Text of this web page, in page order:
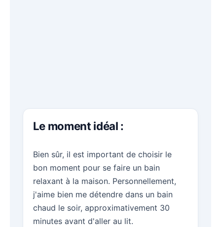
Le moment idéal :
Bien sûr, il est important de choisir le
bon moment pour se faire un bain
relaxant à la maison. Personnellement,
j'aime bien me détendre dans un bain
chaud le soir, approximativement 30
minutes avant d'aller au lit.